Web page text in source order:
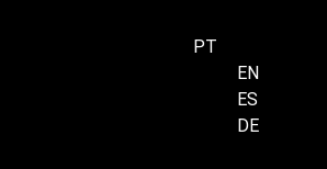
PT
EN
ES
DE